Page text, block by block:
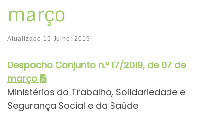
março
Atualizado 15 Julho, 2019
Despacho Conjunto n.º 17/2019, de 07 de
março
Ministérios do Trabalho, Solidariedade e
Segurança Social e da Saúde